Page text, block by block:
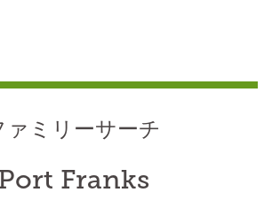
ァミリーサーチ
Franks